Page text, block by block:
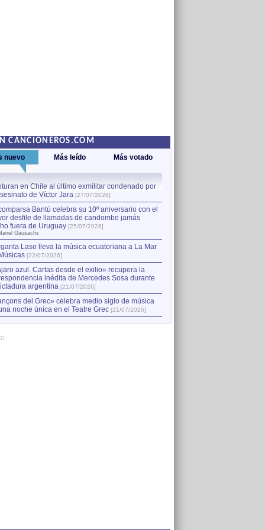
CANCIONEROS.COM
nuevo Más leído Más votado
en Chile al último exmilitar condenado por
de Víctor Jara [27/07/2026]
Bantú celebra su 10º aniversario con el
desfile de llamadas de candombe jamás
fuera de Uruguay [25/07/2026]
Gausachs
Laso lleva la música ecuatoriana a La Mar
[22/07/2026]
azul. Cartas desde el exilio» recupera la
inédita de Mercedes Sosa durante
argentina [21/07/2026]
del Grec» celebra medio siglo de música
noche única en el Teatre Grec [21/07/2026]